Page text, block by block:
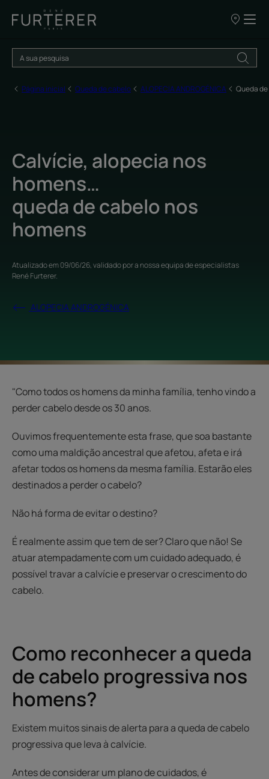
OS
DE
VENDA
Página inicial Queda de cabelo ALOPECIA ANDROGÉNICA Queda
Calvície, alopecia nos
homens…
queda de cabelo nos
homens
Atualizado em09/06/26, validado pora nossa equipa de especialistas
René Furterer.
ALOPECIA ANDROGÉNICA
"Como todos os homens da minha família, tenho vindo a
perder cabelo desde os 30 anos.
Ouvimos frequentemente esta frase, que soa bastante
como uma maldição ancestral que afetou, afeta e irá
afetar todos os homens da mesma família. Estarão eles
destinados a perder o cabelo?
Não há forma de evitar o destino?
É realmente assim que tem de ser? Claro que não! Se
atuar atempadamente com um cuidado adequado, é
possível travar a calvície e preservar o crescimento do
cabelo.
Como reconhecer a queda
de cabelo progressiva nos
homens?
Existem muitos sinais de alerta para a queda de cabelo
progressiva que leva à calvície.
Antes de considerar um plano de cuidados, é